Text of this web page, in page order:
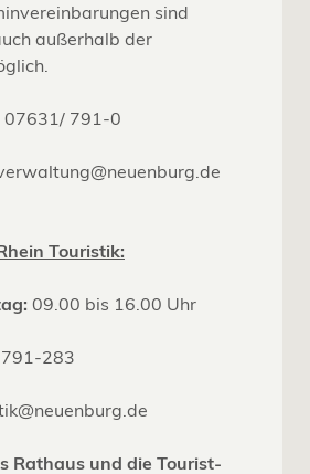
sind
außerhalb der
07631/ 791-0
Touristik:
09.00 bis 16.00 Uhr
283
Rathaus und die Tourist-